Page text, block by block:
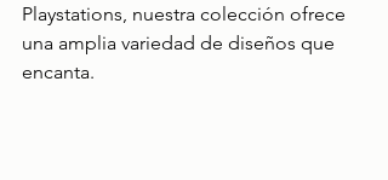
Playstations, nuestra colección ofrece
una amplia variedad de diseños que
encanta.